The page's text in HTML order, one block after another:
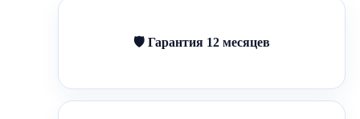
🛡 Гарантия 12 месяцев